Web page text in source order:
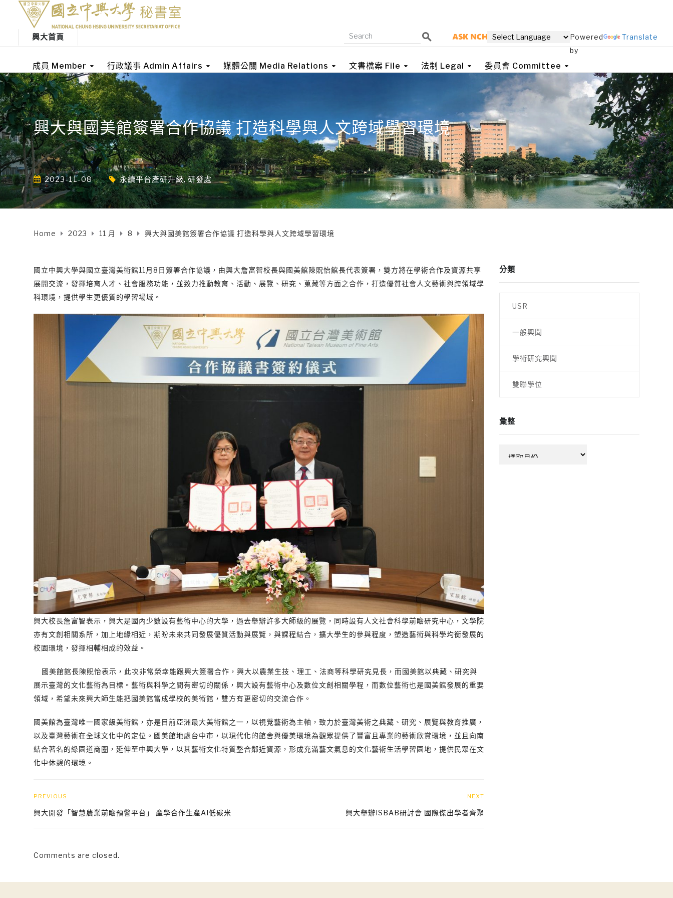
興大首頁
Powered
by
Translate
成員 Member 行政議事 Admin Affairs 媒體公關 Media Relations 文書檔案 File 法制 Legal 委員會 Committee
興大與國美館簽署合作協議 打造科學與人文跨域學習環境
2023-11-08 永續平台產研升級,研發處
Home 2023 11 月 8 興大與國美館簽署合作協議 打造科學與人文跨域學習環境
國立中興大學與國立臺灣美術館11月8日簽署合作協議，由興大詹富智校長與國美館陳貺怡館長代表簽署，雙方將在學術合作及資源共享
展開交流，發揮培育人才、社會服務功能，並致力推動教育、活動、展覽、研究、蒐藏等方面之合作，打造優質社會人文藝術與跨領域學
科環境，提供學生更優質的學習場域。
興大校長詹富智表示，興大是國內少數設有藝術中心的大學，過去舉辦許多大師級的展覽，同時設有人文社會科學前瞻研究中心，文學院
亦有文創相關系所，加上地緣相近，期盼未來共同發展優質活動與展覽，與課程結合，擴大學生的參與程度，塑造藝術與科學均衡發展的
校園環境，發揮相輔相成的效益。
國美館館長陳貺怡表示，此次非常榮幸能跟興大簽署合作，興大以農業生技、理工、法商等科學研究見長，而國美館以典藏、研究與
展示臺灣的文化藝術為目標。藝術與科學之間有密切的關係，興大設有藝術中心及數位文創相關學程，而數位藝術也是國美館發展的重要
領域，希望未來興大師生能把國美館當成學校的美術館，雙方有更密切的交流合作。
國美館為臺灣唯一國家級美術館，亦是目前亞洲最大美術館之一，以視覺藝術為主軸，致力於臺灣美術之典藏、研究、展覽與教育推廣，
以及臺灣藝術在全球文化中的定位。國美館地處台中市，以現代化的館舍與優美環境為觀眾提供了豐富且專業的藝術欣賞環境，並且向南
結合著名的綠園道商圈，延伸至中興大學，以其藝術文化特質整合鄰近資源，形成充滿藝文氣息的文化藝術生活學習園地，提供民眾在文
化中休憩的環境。
PREVIOUS
興大開發「智慧農業前瞻預警平台」 產學合作生產AI低碳米
NEXT
興大舉辦ISBAB研討會 國際傑出學者齊聚
Comments are closed.
分類
USR
一般興聞
學術研究興聞
雙聯學位
彙整